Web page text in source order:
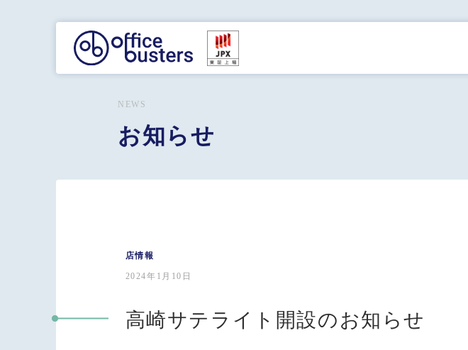
NEWS
お知らせ
店情報
2024年1月10日
高崎サテライト開設のお知らせ